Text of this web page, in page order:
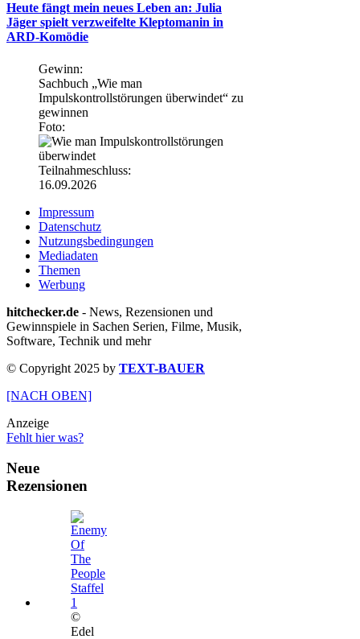
Heute fängt mein neues Leben an: Julia
Jäger spielt verzweifelte Kleptomanin in
ARD-Komödie
Gewinn:
Sachbuch „Wie man
Impulskontrollstörungen überwindet“ zu
gewinnen
Foto:
Teilnahmeschluss:
16.09.2026
Impressum
Datenschutz
Nutzungsbedingungen
Mediadaten
Themen
Werbung
hitchecker.de - News, Rezensionen und
Gewinnspiele in Sachen Serien, Filme, Musik,
Software, Technik und mehr
© Copyright 2025 by TEXT-BAUER
[NACH OBEN]
Anzeige
Fehlt hier was?
Neue
Rezensionen
©
Edel